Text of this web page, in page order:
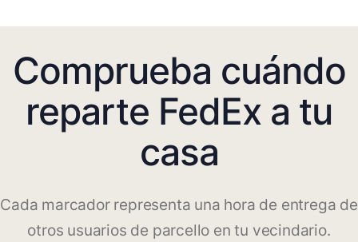
Comprueba cuándo
reparte FedEx a tu
casa
Cada marcador representa una hora de entrega de
otros usuarios de parcello en tu vecindario.